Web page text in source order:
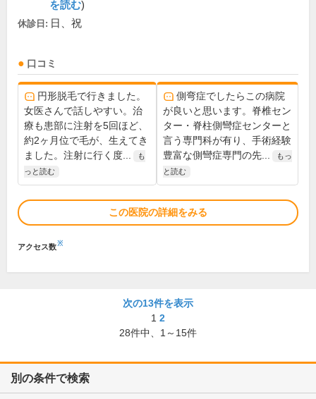
を読む)
休診日: 日、祝
口コミ
円形脱毛で行きました。
女医さんで話しやすい。治
療も患部に注射を5回ほど、
約2ヶ月位で毛が、生えてき
ました。注射に行く度...
も
っと読む
側弯症でしたらこの病院
が良いと思います。脊椎セン
ター・脊柱側彎症センターと
言う専門科が有り、手術経験
豊富な側彎症専門の先...
もっ
と読む
この医院の詳細をみる
アクセス数※
次の13件を表示
1 2
28件中、 1～15件
別の条件で検索